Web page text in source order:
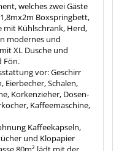
welches zwei Gäste
Boxspringbett,
mit Kühlschrank, Herd,
modernes und
XL Dusche und
Fön.
vor: Geschirr
Eierbecher, Schalen,
Korkenzieher, Dosen-
Kaffeemaschine,
Kaffeekapseln,
und Klopapier